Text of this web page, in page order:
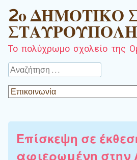
2ο ΔΗΜΟΤΙΚΟ
Το πολύχρωμο σχολείο της
Αναζήτηση
Επίσκεψη σε
αφιερωμένη στην